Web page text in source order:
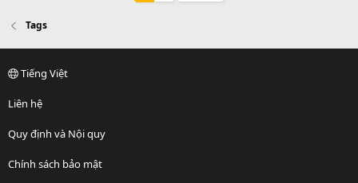
Tags
Tiếng Việt
Liên hệ
Quy định và Nội quy
Chính sách bảo mật